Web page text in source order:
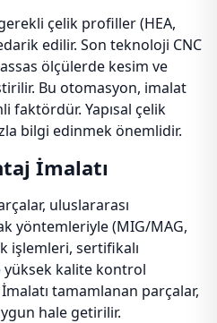
çelik profiller (HEA,
edilir. Son teknoloji CNC
ölçülerde kesim ve
Bu otomasyon, imalat
faktördür. Yapısal çelik
bilgi edinmek önemlidir.
İmalatı
uluslararası
yöntemleriyle (MIG/MAG,
işlemleri, sertifikalı
yüksek kalite kontrol
tamamlanan parçalar,
hale getirilir.